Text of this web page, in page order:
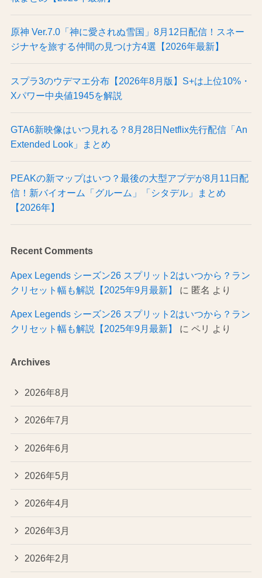
原神 Ver.7.0「神に愛されぬ雪国」8月12日配信！スネー
ジナヤを旅する仲間の見つけ方4選【2026年最新】
スプラ3のウデマエ分布【2026年8月版】S+は上位10%・
Xパワー中央値1945を解説
GTA6新映像はいつ見れる？8月28日Netflix先行配信「An
Extended Look」まとめ
PEAKの新マップはいつ？最後の大型アプデが8月11日配
信！新バイオーム「グルーム」「シタデル」まとめ
【2026年】
Recent Comments
Apex Legends シーズン26 スプリット2はいつから？ラン
クリセット幅も解説【2025年9月最新】
に 匿名 より
Apex Legends シーズン26 スプリット2はいつから？ラン
クリセット幅も解説【2025年9月最新】
に ペリ より
Archives
2026年8月
2026年7月
2026年6月
2026年5月
2026年4月
2026年3月
2026年2月